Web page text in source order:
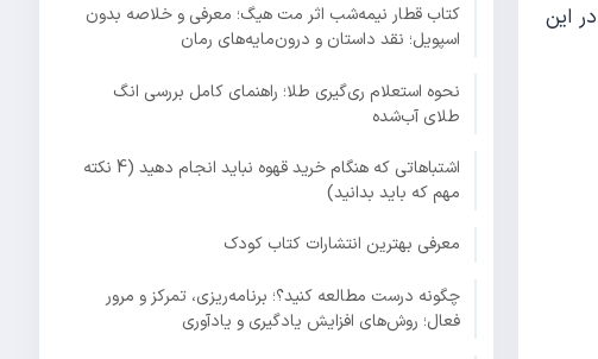
این
کتاب قطار نیمه‌شب اثر مت هیگ؛ معرفی و خلاصه بدون
اسپویل؛ نقد داستان و درون‌مایه‌های رمان
نحوه استعلام ری‌گیری طلا؛ راهنمای کامل بررسی انگ
طلای آب‌شده
اشتباهاتی که هنگام خرید قهوه نباید انجام دهید (4 نکته
مهم که باید بدانید)
معرفی بهترین انتشارات کتاب کودک
چگونه درست مطالعه کنید؟؛ برنامه‌ریزی، تمرکز و مرور
فعال؛ روش‌های افزایش یادگیری و یادآوری